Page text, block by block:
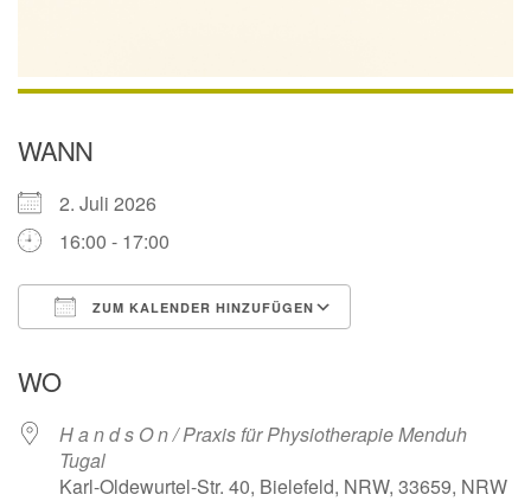
WANN
2. Juli 2026
16:00 - 17:00
ZUM KALENDER HINZUFÜGEN
WO
H a n d s O n / Praxis für Physiotherapie Menduh
Tugal
Karl-Oldewurtel-Str. 40, Bielefeld, NRW, 33659, NRW